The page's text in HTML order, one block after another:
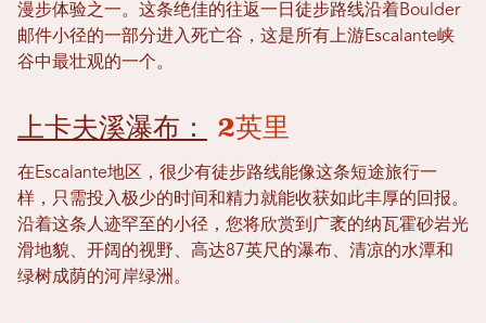
漫步体验之一。这条绝佳的往返一日徒步路线沿着Boulder
邮件小径的一部分进入死亡谷，这是所有上游Escalante峡
谷中最壮观的一个。
上卡夫溪瀑布： 2英里
在Escalante地区，很少有徒步路线能像这条短途旅行一
样，只需投入极少的时间和精力就能收获如此丰厚的回报。
沿着这条人迹罕至的小径，您将欣赏到广袤的纳瓦霍砂岩光
滑地貌、开阔的视野、高达87英尺的瀑布、清凉的水潭和
绿树成荫的河岸绿洲。